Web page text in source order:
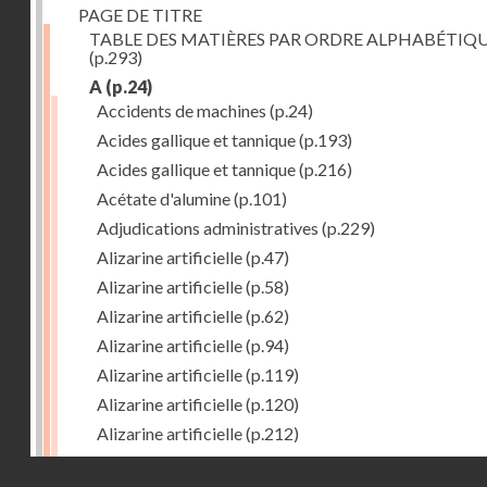
PAGE DE TITRE
TABLE DES MATIÈRES PAR ORDRE
(p.293)
A (p.24)
Accidents de machines (p.24)
Acides gallique et tannique(p.193)
Acides gallique et tannique(p.216)
Acétate d'alumine(p.101)
Adjudications administratives (p.229)
Alizarine artificielle(p.47)
Alizarine artificielle(p.58)
Alizarine artificielle(p.62)
Alizarine artificielle(p.94)
Alizarine artificielle(p.119)
Alizarine artificielle(p.120)
Alizarine artificielle(p.212)
Alizarine artificielle(p.256)